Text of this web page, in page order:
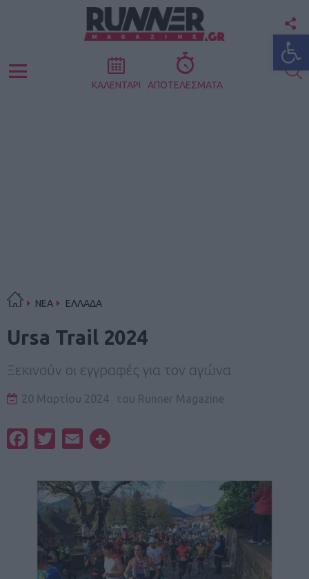
Menu ΚΑΛΕΝΤΑΡΙ ΑΠΟΤΕΛΕΣΜΑΤΑ
ΝΕΑ ΕΛΛΑΔΑ
Ursa Trail 2024
Ξεκινούν οι εγγραφές για τον αγώνα
20 Μαρτίου 2024 του Runner Magazine
FacebookTwitterEmail